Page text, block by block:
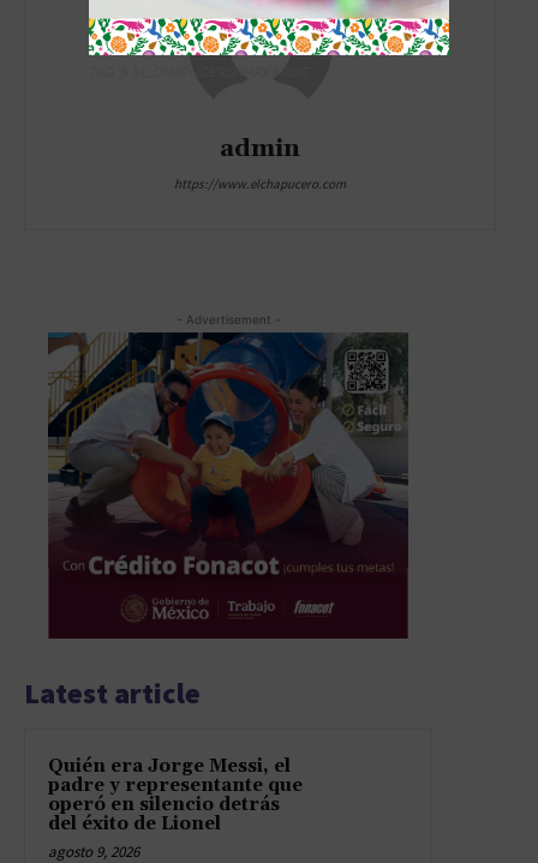
admin
https://www.elchapucero.com
- Advertisement -
Latest article
Quién era Jorge Messi, el
padre y representante que
operó en silencio detrás
del éxito de Lionel
agosto 9, 2026